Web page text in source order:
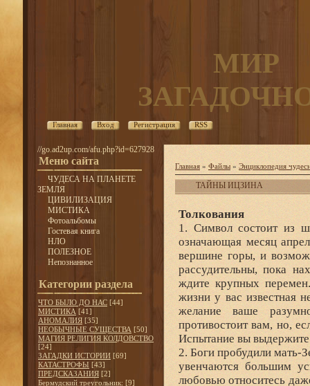
МИР
Главная Вход Регистрация RSS
//go.ad2up.com/afu.php?id=627928
Меню сайта
ЧУДЕСА НА ПЛАНЕТЕ
ЗЕМЛЯ
ЦИВИЛИЗАЦИЯ
МИСТИКА
Фотоальбомы
Гостевая книга
НЛО
ПОЛЕЗНОЕ
Непознанное
Категории раздела
ЧТО БЫЛО ДО НАС [44]
МИСТИКА [41]
АНОМАЛИЯ [35]
НЕОБЫЧНЫЕ СУЩЕСТВА [50]
МАГИЯ РЕЛИГИЯ КОЛДОВСТВО
[24]
ЗАГАДКИ ИСТОРИИ [69]
КАТАСТРОФЫ [43]
ПРЕДСКАЗАНИЯ [2]
Бермудский треугольник: [9]
Главная » Файлы » Энциклопедия
ТАЙНЫ ИЦЗИНА
Толкования
1. Символ состоит из
означающая месяц
вершине горы, и
рассудительны, пока
ждите крупных
жизни у вас известная
желание ваше
противостоит вам, но,
Испытание вы
2. Боги пробудили мать-
увенчаются большим
любовью относитесь